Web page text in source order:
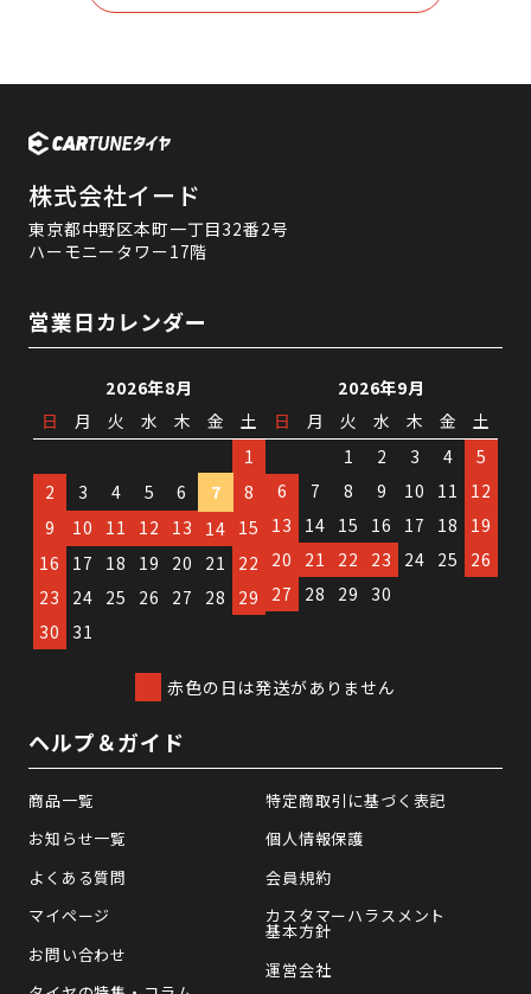
株式会社イード
東京都中野区本町一丁目32番2号
ハーモニータワー17階
営業日カレンダー
2026年8月
日
月 火 水 木 金
土
1
2
3 4 5 6 7
8
9
10 11 12 13 14 15
16
17 18 19 20 21
22
23
24 25 26 27 28
29
30
31
2026年9月
日
月 火 水 木 金
土
1
2 3 4
5
6
7 8 9 10 11
12
13
14 15 16 17 18
19
20
21 22 23 24 25
26
27
28 29 30
赤色の日は発送がありません
ヘルプ＆ガイド
商品一覧
お知らせ一覧
よくある質問
マイページ
お問い合わせ
特定商取引に基づく表記
個人情報保護
会員規約
カスタマーハラスメント
基本方針
運営会社